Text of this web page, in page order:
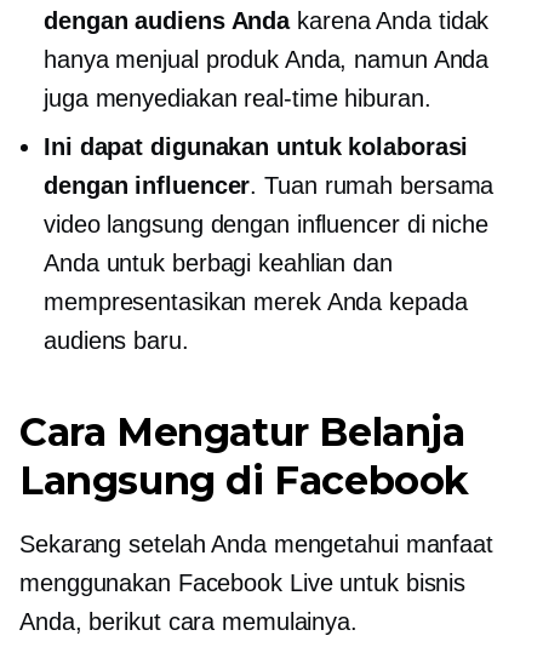
dengan audiens Andakarena Anda tidak
hanya menjual produk Anda, namun Anda
juga menyediakan real-timehiburan.
Ini dapat digunakan untuk kolaborasi
dengan influencer.Tuan rumah bersama
video langsung dengan influencer di niche
Anda untuk berbagi keahlian dan
mempresentasikan merek Anda kepada
audiens baru.
Cara Mengatur Belanja
Langsung di Facebook
Sekarang setelah Anda mengetahui manfaat
menggunakan Facebook Live untuk bisnis
Anda, berikut cara memulainya.